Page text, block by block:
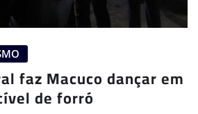
faz Macuco dançar em
de forró